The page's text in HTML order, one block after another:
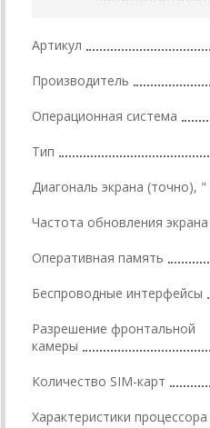
Артикул
Производитель
Операционная система
Тип
Диагональ экрана (точно), "
Частота обновления экрана
Оперативная память
Беспроводные интерфейсы
Разрешение фронтальной
камеры
Количество SIM-карт
Характеристики процессора